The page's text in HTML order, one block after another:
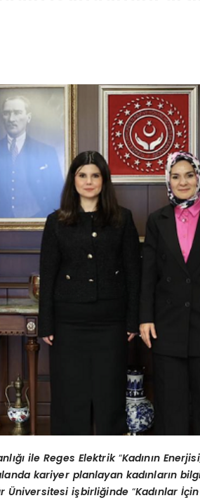
ile Reges Elektrik “Kadının
kariyer planlayan kadınların
Üniversitesi işbirliğinde “Kadınlar